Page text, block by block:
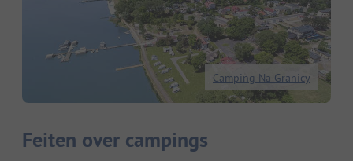
Camping Na Granicy
Feiten over campings